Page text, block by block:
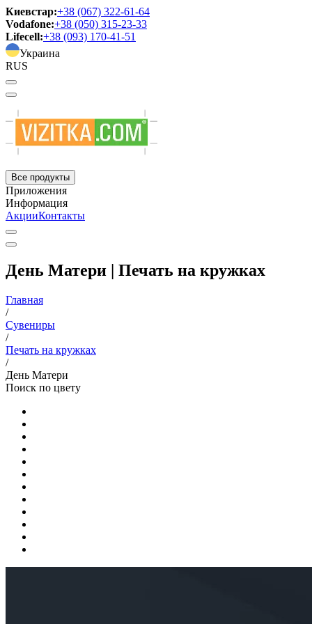
Киевстар:+38 (067) 322-61-64
Vodafone:+38 (050) 315-23-33
Lifecell:+38 (093) 170-41-51
Украина
RUS
Все продукты
Приложения
Информация
АкцииКонтакты
День Матери | Печать на кружках
Главная
/
Сувениры
/
Печать на кружках
/
День Матери
Поиск по цвету